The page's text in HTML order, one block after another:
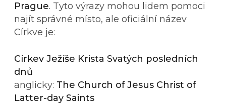
Prague. Tyto výrazy mohou lidem pomoci
najít správné místo, ale oficiální název
Církve je:
Církev Ježíše Krista Svatých posledních
dnů
anglicky: The Church of Jesus Christ of
Latter-day Saints